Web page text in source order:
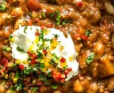
chokolade og brune bønner.
Retten er velegnet til vegetarer,
veganere og alle andre, der kan
lide en drøngod chili.